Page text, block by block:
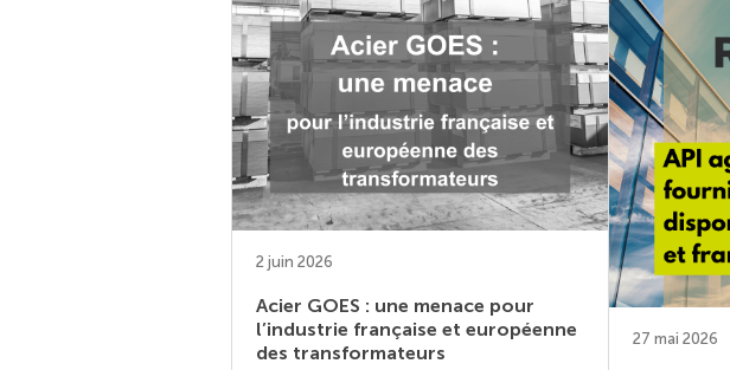
2 juin 2026
Acier GOES : une menace pour
l’industrie française et européenne
des transformateurs
27 mai 2026